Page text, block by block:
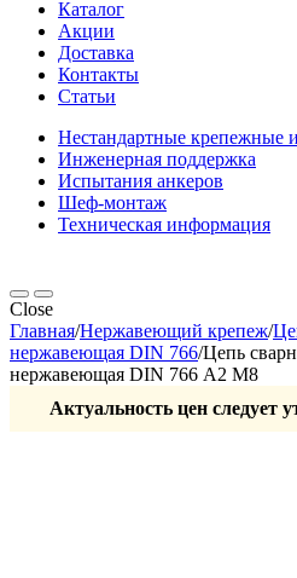
Каталог
Акции
Доставка
Контакты
Статьи
Нестандартные крепежные
Инженерная поддержка
Испытания анкеров
Шеф-монтаж
Техническая информация
Close
Главная/Нержавеющий крепеж/
нержавеющая DIN 766/Цепь
нержавеющая DIN 766 А2 М8
Актуальность цен следует